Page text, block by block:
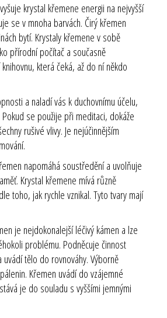
krystal křemene energii na nejvyšší
se v mnoha barvách. Čirý křemen
bytí. Krystaly křemene v sobě
přírodní počítač a současně
která čeká, až do ní někdo
a naladí vás k duchovnímu účelu,
se použije při meditaci, dokáže
rušivé vlivy. Je nejúčinnějším
napomáhá soustředění a uvolňuje
Krystal křemene mívá různě
toho, jak rychle vznikal. Tyto tvary mají
je nejdokonalejší léčivý kámen a lze
problému. Podněcuje činnost
tělo do rovnováhy. Výborně
Křemen uvádí do vzájemné
je do souladu s vyššími jemnými